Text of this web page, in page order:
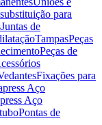
para
Juntas de
TampasPeças
Peças de
Fixações para
Aço
Aço
Pontas de